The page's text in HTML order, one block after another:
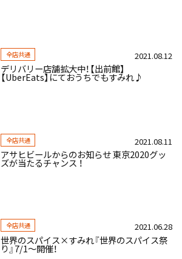
全店共通 2021.08.12
デリバリー店舗拡大中！【出前館】
【UberEats】にておうちでもすみれ♪
全店共通 2021.08.11
アサヒビールからのお知らせ 東京2020グッ
ズが当たるチャンス ！
全店共通 2021.06.28
世界のスパイス×すみれ『世界のスパイス祭
り』7/1～開催！